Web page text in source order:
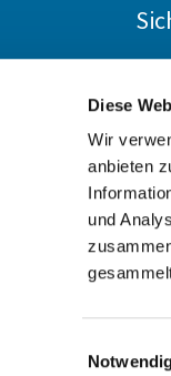
Diese
Wir
anbieten
und